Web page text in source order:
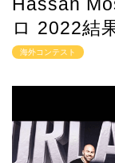
ロ 2022結
海外コンテスト